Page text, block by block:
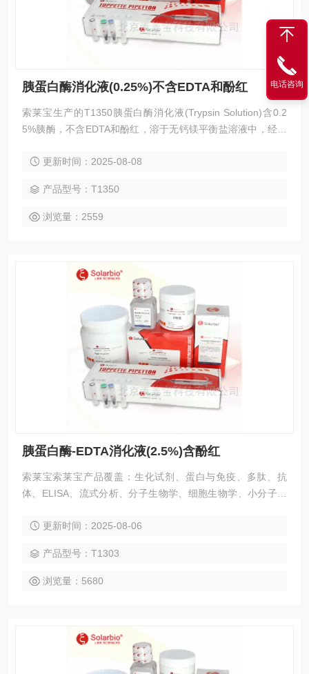
胰蛋白酶消化液(0.25%)不含EDTA和酚红
索莱宝生产的T1350胰蛋白酶消化液(Trypsin Solution)含0.2
5%胰酶，不含EDTA和酚红，溶于无钙镁平衡盐溶液中，经过
便快速、稳定安全、细胞状态好等特点。通常室温消化2分钟
不含EDTA和酚红
更新时间：2025-08-08
产品型号：T1350
浏览量：2559
胰蛋白酶-EDTA消化液(2.5%)含酚红
索莱宝索莱宝产品覆盖：生化试剂、蛋白与免疫、多肽、抗
体、ELISA、流式分析、分子生物学、细胞生物学、小分子化
析介质、磁珠、仪器和耗材、纳米材料、化学合成等 胰蛋白
更新时间：2025-08-06
产品型号：T1303
浏览量：5680
电话咨询